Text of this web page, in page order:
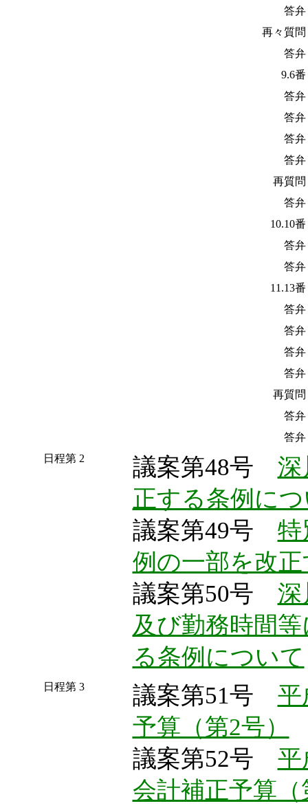
答弁
再々質問
答弁
9.6
答弁
答弁
答弁
答弁
再質問
答弁
10.10
答弁
答弁
11.13
答弁
答弁
答弁
答弁
再質問
答弁
答弁
日程第 2
議案第48号 深
正する条例に
議案第49号 特
例の一部を改
議案第50号 深
及び勤務時間
る条例について
日程第 3 議案第51号 平
予算（第2号）
議案第52号 平
会計補正予算（